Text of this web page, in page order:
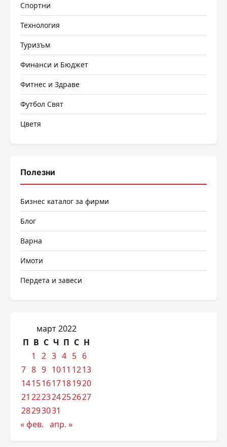
Спортни
Технология
Туризъм
Финанси и Бюджет
Фитнес и Здраве
Футбол Свят
Цветя
Полезни
Бизнес каталог за фирми
Блог
Варна
Имоти
Пердета и завеси
март 2022
П В С Ч П С Н
1
2 3 4 5 6
7 8 9 1011 1213
14151617181920
21 222324252627
28293031
« фев. апр. »